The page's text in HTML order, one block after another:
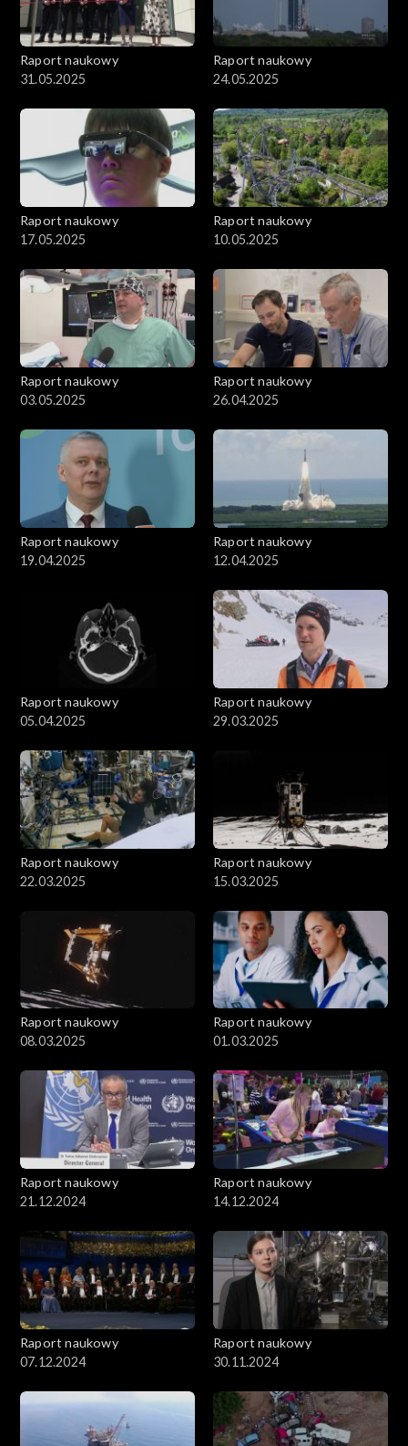
Raport naukowy
31.05.2025
Raport naukowy
24.05.2025
Raport naukowy
17.05.2025
Raport naukowy
10.05.2025
Raport naukowy
03.05.2025
Raport naukowy
26.04.2025
Raport naukowy
19.04.2025
Raport naukowy
12.04.2025
Raport naukowy
05.04.2025
Raport naukowy
29.03.2025
Raport naukowy
22.03.2025
Raport naukowy
15.03.2025
Raport naukowy
08.03.2025
Raport naukowy
01.03.2025
Raport naukowy
21.12.2024
Raport naukowy
14.12.2024
Raport naukowy
07.12.2024
Raport naukowy
30.11.2024